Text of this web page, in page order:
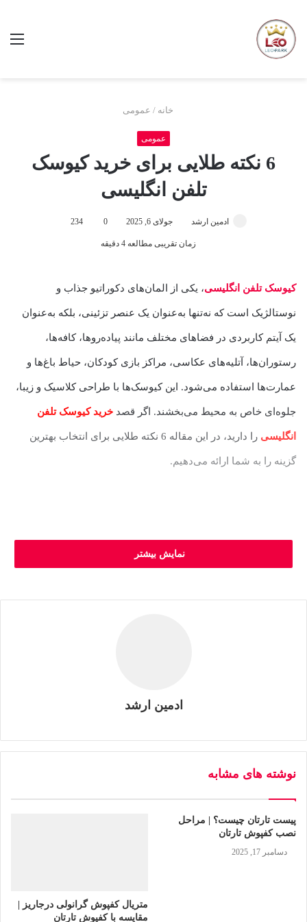
خانه / عمومی
عمومی
6 نکته طلایی برای خرید کیوسک
تلفن انگلیسی
ادمین ارشد جولای 6, 2025 0
234
زمان تقریبی مطالعه 4 دقیقه
کیوسک تلفن انگلیسی، یکی از المان‌های دکوراتیو جذاب و
نوستالژیک است که نه‌تنها به‌عنوان یک عنصر تزئینی، بلکه به‌عنوان
یک آیتم کاربردی در فضاهای مختلف مانند پیاده‌روها، کافه‌ها،
رستوران‌ها، آتلیه‌های عکاسی، مراکز بازی کودکان، حیاط باغ‌ها و
عمارت‌ها استفاده می‌شود. این کیوسک‌ها با طراحی کلاسیک و زیبا،
جلوه‌ای خاص به محیط می‌بخشند. اگر قصد خرید کیوسک تلفن
انگلیسی را دارید، در این مقاله 6 نکته طلایی برای انتخاب بهترین
گزینه را به شما ارائه می‌دهیم.
نمایش بیشتر
ادمین ارشد
نوشته های مشابه
پیست تارتان چیست؟ | مراحل
نصب کفپوش تارتان
دسامبر 17, 2025
متریال کفپوش گرانولی درجاریز |
مقایسه با کفپوش تارتان